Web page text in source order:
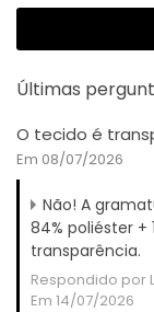
Últimas
O tecido é
Em 08/07/2026
Não! A
84% poliéster +
transparência.
Respondido por
Em 14/07/2026